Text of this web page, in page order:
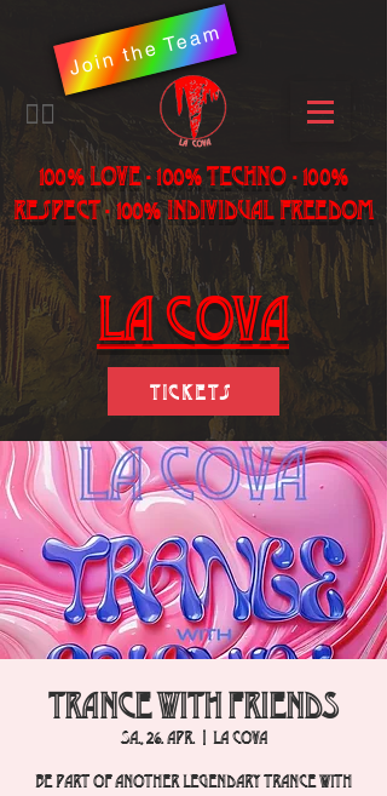
Join the Team
​🏳️‍🌈
100% LOVE - 100% Techno - 100%
Respect - 100% individual freedom
LA Cova
Tickets
TRANCE with FRIENDS
Sa., 26. Apr.
  |
La Cova
Be part of another legendary Trance with